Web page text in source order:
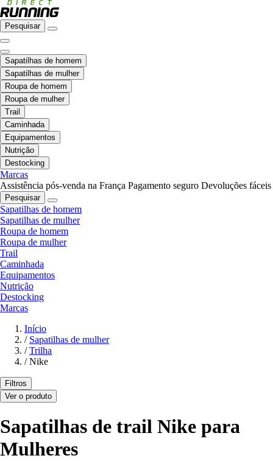
Pesquisar
Sapatilhas de homem
Sapatilhas de mulher
Roupa de homem
Roupa de mulher
Trail
Caminhada
Equipamentos
Nutrição
Destocking
Marcas
Assistência pós-venda na França Pagamento seguro Devoluções fáceis
Pesquisar
Sapatilhas de homem
Sapatilhas de mulher
Roupa de homem
Roupa de mulher
Trail
Caminhada
Equipamentos
Nutrição
Destocking
Marcas
Início
/ Sapatilhas de mulher
/ Trilha
/ Nike
Filtros
Ver o produto
Sapatilhas de trail Nike para
Mulheres